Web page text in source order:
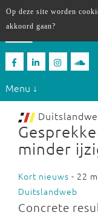
Menu ↓
minder
Kort nieuws - 22
Duitslandweb
Concrete
Op deze site worden
akkoord gaan?